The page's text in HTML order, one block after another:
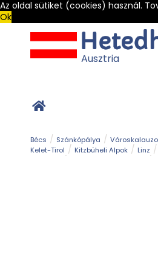
Az oldal sütiket (cookies) használ.
Ok
Ausztria
Bécs Szánkópálya
Kelet-Tirol
Kitzbüheli Alpok Linz